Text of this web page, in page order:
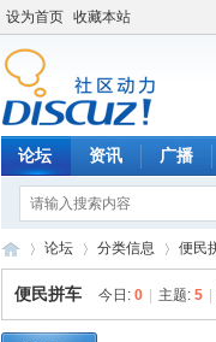
设为首页 收藏本站
论坛 资讯 广播
论坛 分类信息 便民
便民拼车 今日: 0 主题: 5